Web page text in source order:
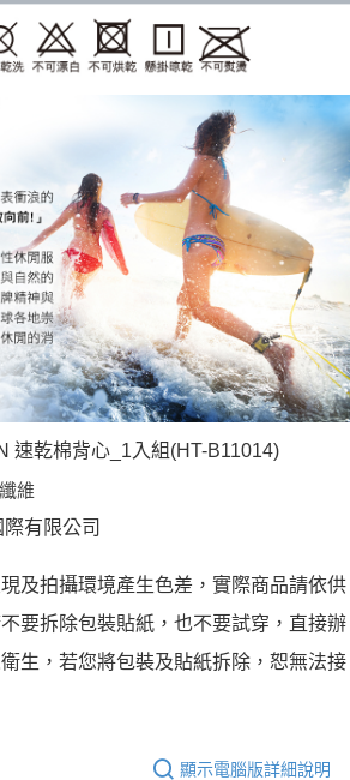
速乾棉背心_1入組(HT-B11014)
維
有限公司
及拍攝環境產生色差，實際商品請依供
要拆除包裝貼紙，也不要試穿，直接辦
生，若您將包裝及貼紙拆除，恕無法接
顯示電腦版詳細說明